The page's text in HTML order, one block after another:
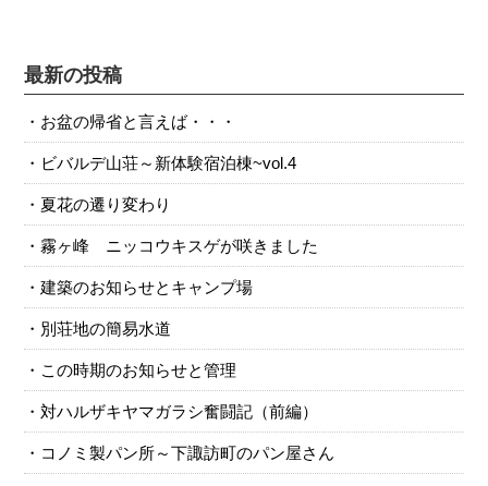
最新の投稿
お盆の帰省と言えば・・・
ビバルデ山荘～新体験宿泊棟~vol.4
夏花の遷り変わり
霧ヶ峰 ニッコウキスゲが咲きました
建築のお知らせとキャンプ場
別荘地の簡易水道
この時期のお知らせと管理
対ハルザキヤマガラシ奮闘記（前編）
コノミ製パン所～下諏訪町のパン屋さん